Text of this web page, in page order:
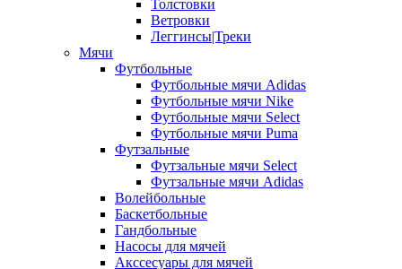
Толстовки
Ветровки
Леггинсы|Треки
Мячи
Футбольные
Футбольные мячи Adidas
Футбольные мячи Nike
Футбольные мячи Select
Футбольные мячи Puma
Футзальные
Футзальные мячи Select
Футзальные мячи Adidas
Волейбольные
Баскетбольные
Гандбольные
Насосы для мячей
Акссесуары для мячей